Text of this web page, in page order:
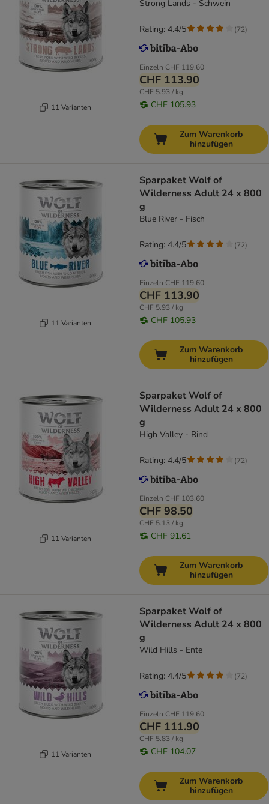
11 Varianten
Strong Lands - Schwein
Einzeln CHF 119.60
CHF 113.90
CHF 5.93 / kg
CHF 105.93
Rating: 4.4/5 (72)
Zum Warenkorb
hinzufügen
11 Varianten
Sparpaket Wolf of
Wilderness Adult 24 x 800
g
Blue River - Fisch
Einzeln CHF 119.60
CHF 113.90
CHF 5.93 / kg
CHF 105.93
Rating: 4.4/5 (72)
Zum Warenkorb
hinzufügen
11 Varianten
Sparpaket Wolf of
Wilderness Adult 24 x 800
g
High Valley - Rind
Einzeln CHF 103.60
CHF 98.50
CHF 5.13 / kg
CHF 91.61
Rating: 4.4/5 (72)
Zum Warenkorb
hinzufügen
11 Varianten
Sparpaket Wolf of
Wilderness Adult 24 x 800
g
Wild Hills - Ente
Einzeln CHF 119.60
CHF 111.90
CHF 5.83 / kg
CHF 104.07
Rating: 4.4/5 (72)
Zum Warenkorb
hinzufügen